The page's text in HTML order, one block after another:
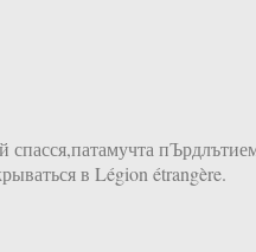
в Légion étrangère.